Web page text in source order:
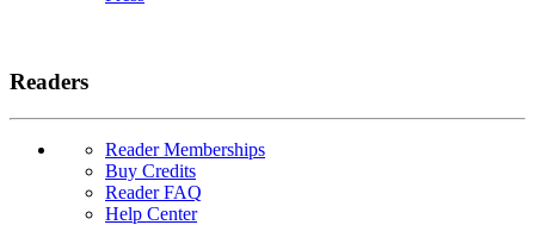
Readers
Reader Memberships
Buy Credits
Reader FAQ
Help Center